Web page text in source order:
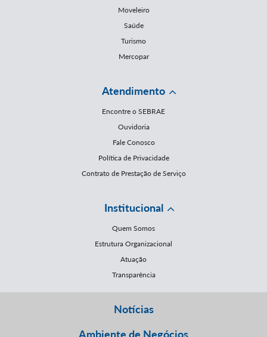
Moveleiro
Saúde
Turismo
Mercopar
Atendimento
Encontre o SEBRAE
Ouvidoria
Fale Conosco
Política de Privacidade
Contrato de Prestação de Serviço
Institucional
Quem Somos
Estrutura Organizacional
Atuação
Transparência
Notícias
Ambiente de Negócios